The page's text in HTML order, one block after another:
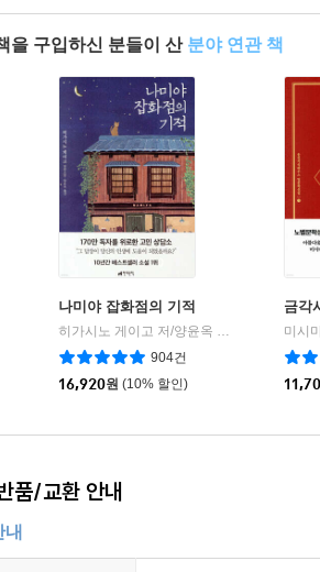
을 구입하신 분들이 산 분야 연관 책
나미야 잡화점의 기적
히가시노 게이고 저/양윤옥 역
현대문학
904건
16,920원 (10% 할인)
금각
미시
품/교환 안내
내